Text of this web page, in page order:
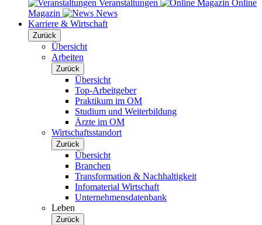
Veranstaltungen
Online
Magazin
News
Karriere & Wirtschaft
Zurück
Übersicht
Arbeiten
Zurück
Übersicht
Top-Arbeitgeber
Praktikum im OM
Studium und Weiterbildung
Ärzte im OM
Wirtschaftsstandort
Zurück
Übersicht
Branchen
Transformation & Nachhaltigkeit
Infomaterial Wirtschaft
Unternehmensdatenbank
Leben
Zurück